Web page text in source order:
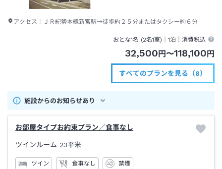
アクセス： ＪＲ紀勢本線新宮駅→徒歩約２５分またはタクシー約６分
おとな1名 (2名1室)｜1泊 ｜消費税込
32,500 円 〜118,100 円
すべてのプランを見る（8）
施設からのお知らせあり
お部屋タイプお約束プラン／食事なし
ツインルーム 23平米
ツイン 食事なし 禁煙